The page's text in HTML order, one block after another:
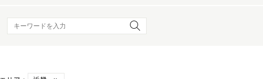
キーワード検索